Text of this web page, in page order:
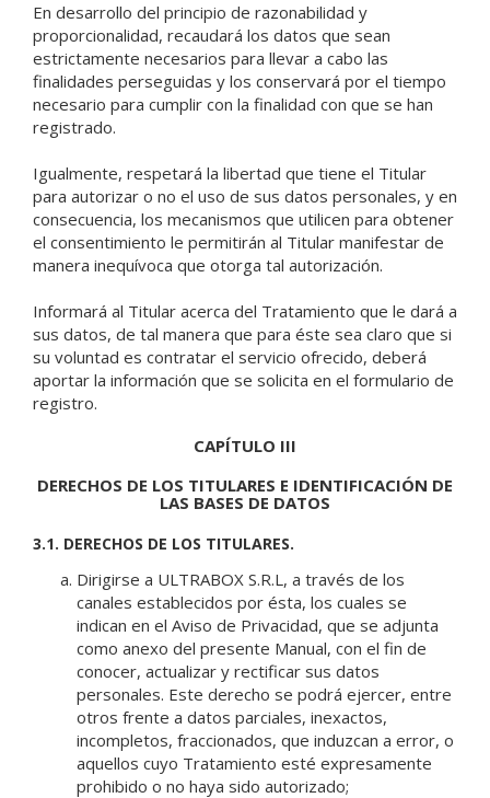
En desarrollo del principio de razonabilidad y
proporcionalidad, recaudará los datos que sean
estrictamente necesarios para llevar a cabo las
finalidades perseguidas y los conservará por el tiempo
necesario para cumplir con la finalidad con que se han
registrado.
Igualmente, respetará la libertad que tiene el Titular
para autorizar o no el uso de sus datos personales, y en
consecuencia, los mecanismos que utilicen para obtener
el consentimiento le permitirán al Titular manifestar de
manera inequívoca que otorga tal autorización.
Informará al Titular acerca del Tratamiento que le dará a
sus datos, de tal manera que para éste sea claro que si
su voluntad es contratar el servicio ofrecido, deberá
aportar la información que se solicita en el formulario de
registro.
CAPÍTULO III
DERECHOS DE LOS TITULARES E IDENTIFICACIÓN DE
LAS BASES DE DATOS
3.1. DERECHOS DE LOS TITULARES.
Dirigirse a ULTRABOX S.R.L, a través de los
canales establecidos por ésta, los cuales se
indican en el Aviso de Privacidad, que se adjunta
como anexo del presente Manual, con el fin de
conocer, actualizar y rectificar sus datos
personales. Este derecho se podrá ejercer, entre
otros frente a datos parciales, inexactos,
incompletos, fraccionados, que induzcan a error, o
aquellos cuyo Tratamiento esté expresamente
prohibido o no haya sido autorizado;